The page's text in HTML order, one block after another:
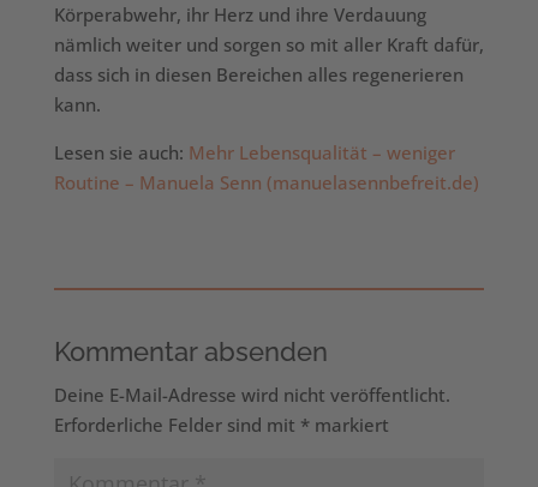
Körperabwehr, ihr Herz und ihre Verdauung
nämlich weiter und sorgen so mit aller Kraft dafür,
dass sich in diesen Bereichen alles regenerieren
kann.
Lesen sie auch: Mehr Lebensqualität – weniger
Routine – Manuela Senn (manuelasennbefreit.de)
Kommentar absenden
Deine E-Mail-Adresse wird nicht veröffentlicht.
Erforderliche Felder sind mit *markiert